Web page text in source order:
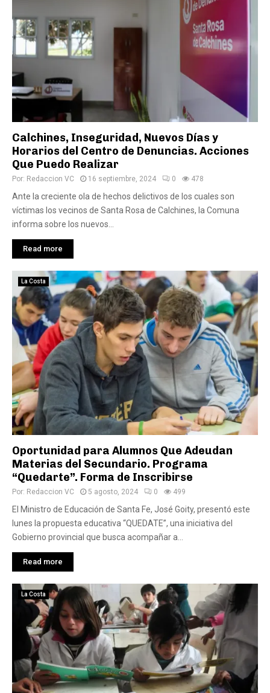
Calchines, Inseguridad, Nuevos Días y
Horarios del Centro de Denuncias. Acciones
Que Puedo Realizar
Por: Redaccion VC 16 septiembre, 2024 0 478
Ante la creciente ola de hechos delictivos de los cuales son
víctimas los vecinos de Santa Rosa de Calchines, la Comuna
informa sobre los nuevos...
Read more
La Costa
Oportunidad para Alumnos Que Adeudan
Materias del Secundario. Programa
“Quedarte”. Forma de Inscribirse
Por: Redaccion VC 5 agosto, 2024 0 499
El Ministro de Educación de Santa Fe, José Goity, presentó este
lunes la propuesta educativa “QUEDATE”, una iniciativa del
Gobierno provincial que busca acompañar a...
Read more
La Costa